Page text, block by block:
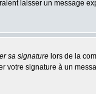
laisser un message
sa signature lors de la
signature à un